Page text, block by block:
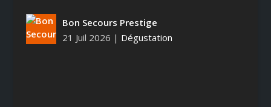
Bon Secours Prestige
21 Juil 2026 | Dégustation